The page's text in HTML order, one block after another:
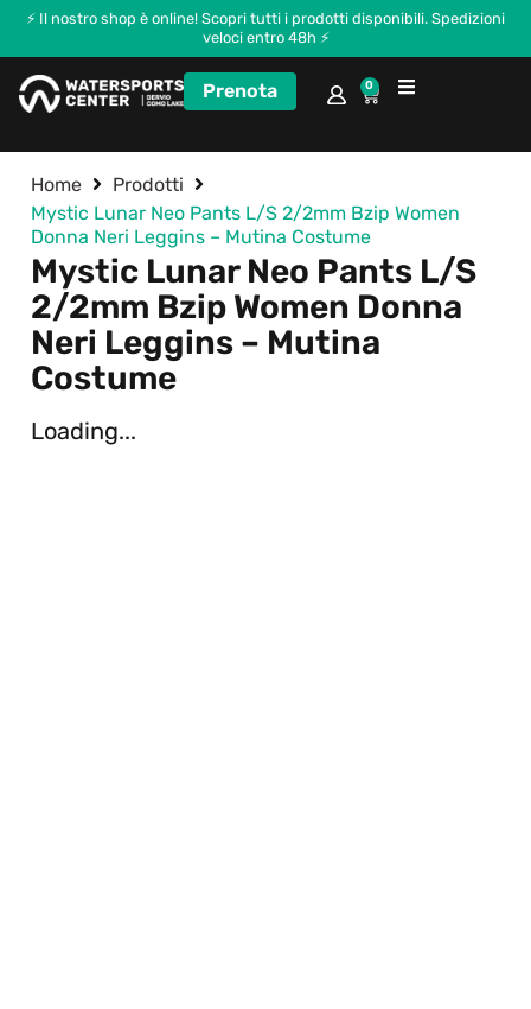
⚡ Il nostro shop è online! Scopri tutti i prodotti disponibili. Spedizioni
veloci entro 48h ⚡
Prenota 0
Home
Prodotti
Mystic Lunar Neo Pants L/S 2/2mm Bzip Women
Donna Neri Leggins – Mutina Costume
Mystic Lunar Neo Pants L/S
2/2mm Bzip Women Donna
Neri Leggins – Mutina
Costume
Loading...